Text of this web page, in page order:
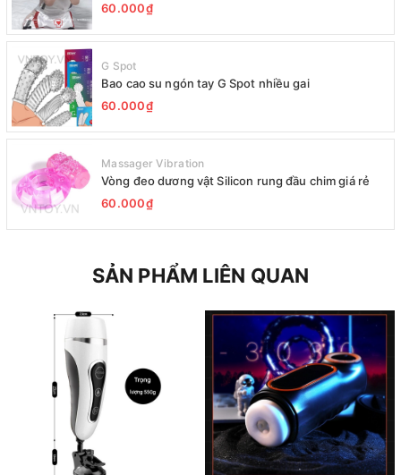
60.000₫
G Spot
Bao cao su ngón tay G Spot nhiều gai
60.000₫
Massager Vibration
Vòng đeo dương vật Silicon rung đầu chim giá rẻ
60.000₫
SẢN PHẨM LIÊN QUAN